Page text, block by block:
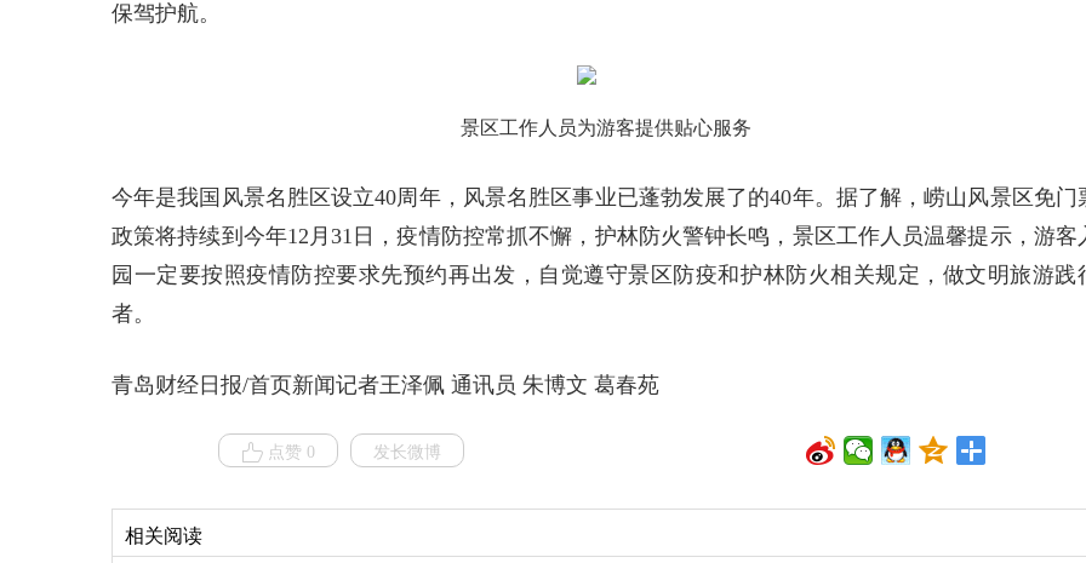
保驾护航。
景区工作人员为游客提供贴心服务
今年是我国风景名胜区设立40周年，风景名胜区事业已蓬勃发展了的40年。据了解，崂山风景区免门
政策将持续到今年12月31日，疫情防控常抓不懈，护林防火警钟长鸣，景区工作人员温馨提示，游客
园一定要按照疫情防控要求先预约再出发，自觉遵守景区防疫和护林防火相关规定，做文明旅游践
者。
青岛财经日报/首页新闻记者王泽佩 通讯员 朱博文 葛春苑
点赞 0 发长微博
相关阅读